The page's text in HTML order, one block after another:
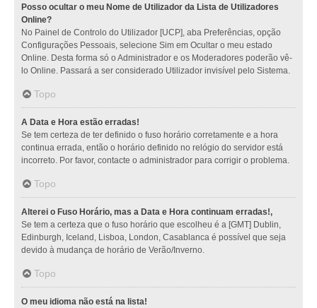
Posso ocultar o meu Nome de Utilizador da Lista de Utilizadores
Online?
No Painel de Controlo do Utilizador [UCP], aba Preferências, opção
Configurações Pessoais, selecione Sim em Ocultar o meu estado
Online. Desta forma só o Administrador e os Moderadores poderão vê-
lo Online. Passará a ser considerado Utilizador invisível pelo Sistema.
Topo
A Data e Hora estão erradas!
Se tem certeza de ter definido o fuso horário corretamente e a hora
continua errada, então o horário definido no relógio do servidor está
incorreto. Por favor, contacte o administrador para corrigir o problema.
Topo
Alterei o Fuso Horário, mas a Data e Hora continuam erradas!,
Se tem a certeza que o fuso horário que escolheu é a [GMT] Dublin,
Edinburgh, Iceland, Lisboa, London, Casablanca é possível que seja
devido à mudança de horário de Verão/Inverno.
Topo
O meu idioma não está na lista!